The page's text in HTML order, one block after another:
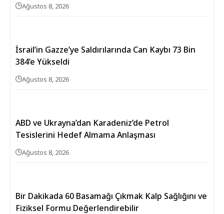
Ağustos 8, 2026
İsrail’in Gazze’ye Saldırılarında Can Kaybı 73 Bin
384’e Yükseldi
Ağustos 8, 2026
ABD ve Ukrayna’dan Karadeniz’de Petrol
Tesislerini Hedef Almama Anlaşması
Ağustos 8, 2026
Bir Dakikada 60 Basamağı Çıkmak Kalp Sağlığını ve
Fiziksel Formu Değerlendirebilir